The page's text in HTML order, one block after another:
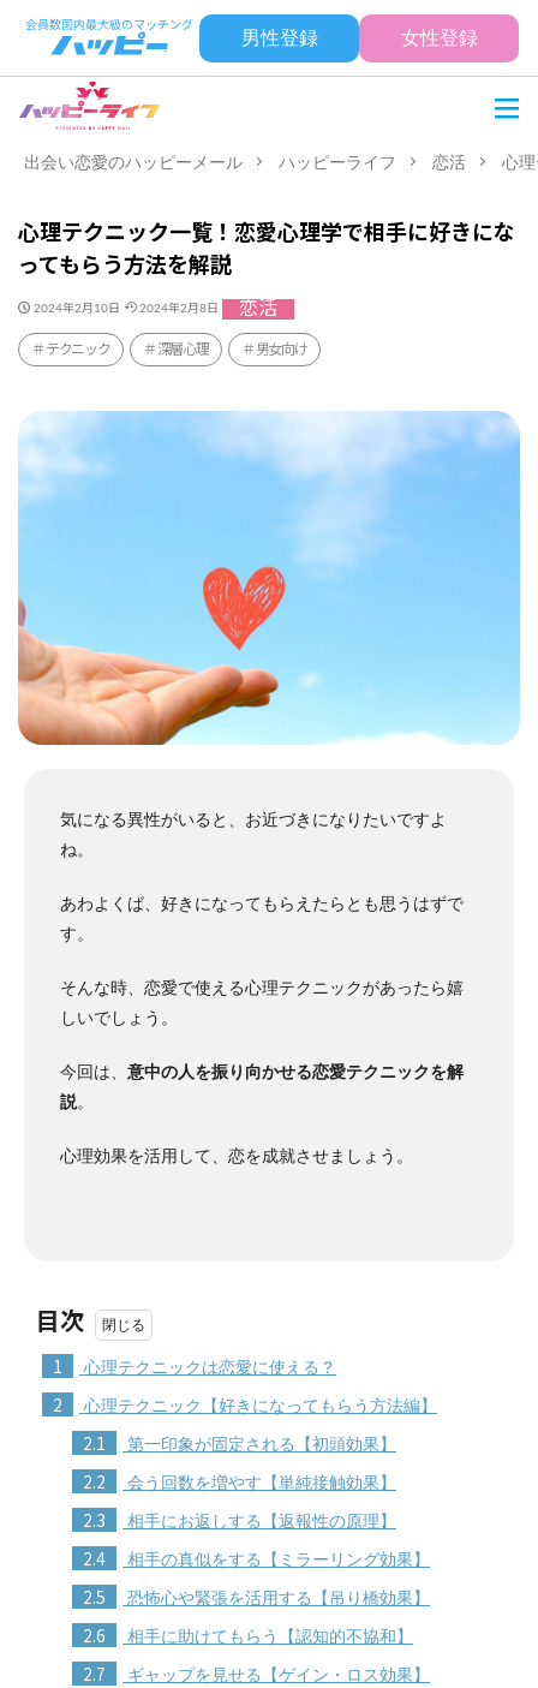
男性登録 女性登録
出会い恋愛のハッピーメール ハッピーライフ 恋活 心
心理テクニック一覧！恋愛心理学で相手に好きにな
ってもらう方法を解説
2024年2月10日 2024年2月8日 恋活
テクニック 深層心理 男女向け
気になる異性がいると、お近づきになりたいですよ
ね。
あわよくば、好きになってもらえたらとも思うはずで
す。
そんな時、恋愛で使える心理テクニックがあったら嬉
しいでしょう。
今回は、 意中の人を振り向かせる恋愛テクニックを解
説。
心理効果を活用して、恋を成就させましょう。
目次
1 心理テクニックは恋愛に使える？
2 心理テクニック【好きになってもらう方法編】
2.1 第一印象が固定される【初頭効果】
2.2 会う回数を増やす【単純接触効果】
2.3 相手にお返しする【返報性の原理】
2.4 相手の真似をする【ミラーリング効果】
2.5 恐怖心や緊張を活用する【吊り橋効果】
2.6 相手に助けてもらう【認知的不協和】
2.7 ギャップを見せる【ゲイン・ロス効果】